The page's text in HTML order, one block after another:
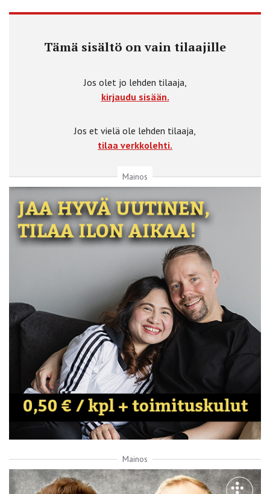
Tämä sisältö on vain tilaajille
Jos olet jo lehden tilaaja,
kirjaudu sisään.
Jos et vielä ole lehden tilaaja,
tilaa verkkolehti.
Mainos
Mainos